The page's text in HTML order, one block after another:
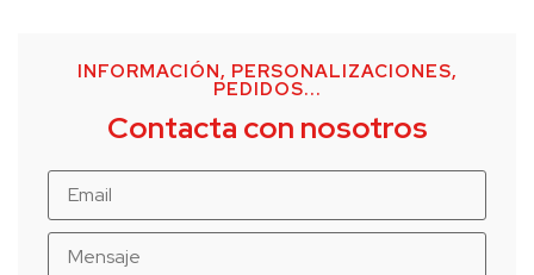
INFORMACIÓN, PERSONALIZACIONES,
PEDIDOS...
Contacta con nosotros